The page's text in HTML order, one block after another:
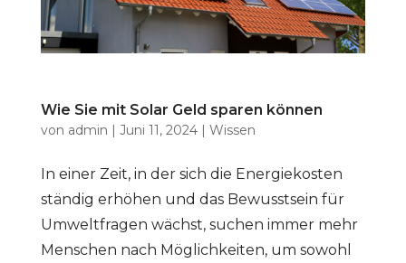
Wie Sie mit Solar Geld sparen können
von admin | Juni 11, 2024| Wissen
In einer Zeit, in der sich die Energiekosten
ständig erhöhen und das Bewusstsein für
Umweltfragen wächst, suchen immer mehr
Menschen nach Möglichkeiten, um sowohl